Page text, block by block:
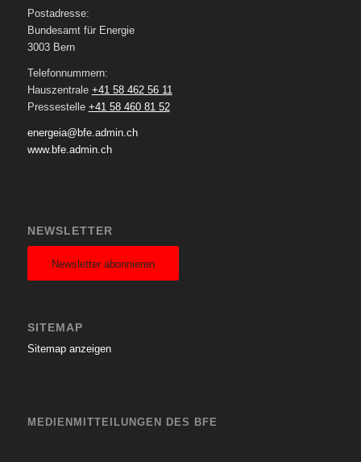
Postadresse:
Bundesamt für Energie
3003 Bern
Telefonnummern:
Hauszentrale +41 58 462 56 11
Pressestelle +41 58 460 81 52
energeia@bfe.admin.ch
www.bfe.admin.ch
NEWSLETTER
Newsletter abonnieren
SITEMAP
Sitemap anzeigen
MEDIENMITTEILUNGEN DES BFE